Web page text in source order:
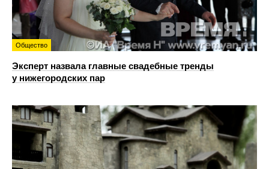
Общество
Эксперт назвала главные свадебные тренды
у нижегородских пар